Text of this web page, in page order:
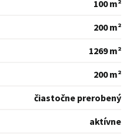
100 m²
200 m²
1269 m²
200 m²
čiastočne prerobený
aktívne